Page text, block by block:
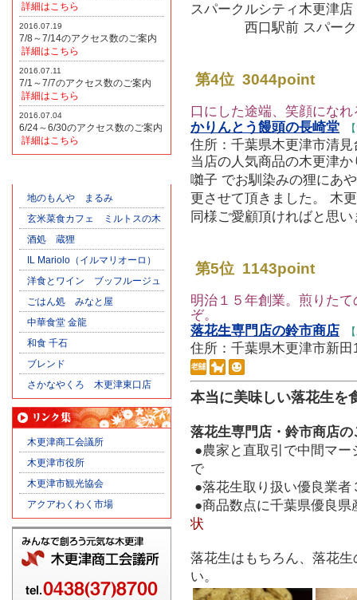
詳細はこちら
2016.07.19
7/8～7/14のアクセス数のご案内
詳細はこちら
2016.07.11
7/1～7/7のアクセス数のご案内
詳細はこちら
2016.07.04
6/24～6/30のアクセス数のご案内
詳細はこちら
地のもんや まるみ
玄米菜食カフェ ミルトスの木
酒処 蔵狸
IL Mariolo（イルマリオーロ）
洋食とワイン ブッフルージュ
ごはん処 みなと屋
中華食堂 金龍
和食 千石
ブレンド
さかなやくろ 木更津東口店
木更津商工会議所
木更津市役所
木更津市観光協会
アクアわくわく市場
スパークルシティ木更津
西口駅前 スパークル
第4位 3044point
口にした途端、笑顔にな
かりんとう饅頭の長崎堂
住所：千葉県木更津市清
当店の人気商品の木更津
囃子 でお馴染みの狸にあ
更させて頂きました。 木
同様ご愛顧頂ければと思い
第5位 1143point
明治１５年創業。煎りた
ぞ。
落花生専門店の鈴市商店
住所：千葉県木更津市新田
本当に美味しい落花生を
落花生専門店・鈴市商店の
●農家と直取引で中間マ
で
●落花生取り扱い優良業者
●商品数点に千葉県優良
状
落花生はもちろん、落花
い。